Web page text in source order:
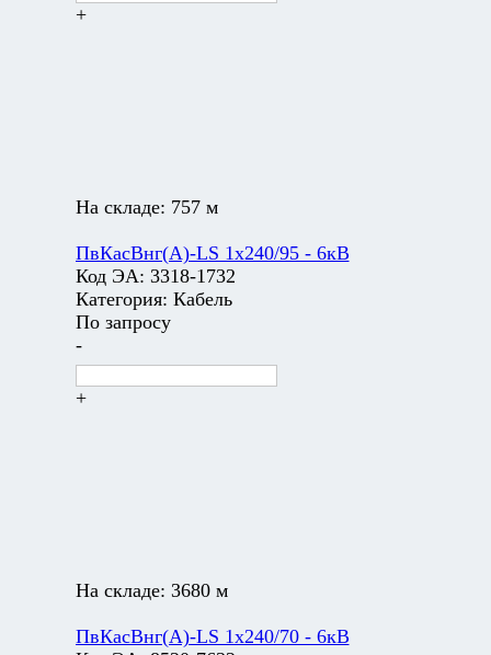
+
На складе: 757 м
ПвКасВнг(А)-LS 1х240/95 - 6кВ
Код ЭА: 3318-1732
Категория: Кабель
По запросу
-
+
На складе: 3680 м
ПвКасВнг(А)-LS 1х240/70 - 6кВ